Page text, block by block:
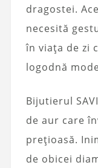
dragostei.
necesită
în viața de zi
logodnă
Bijutierul
de aur care
prețioasă.
de obicei